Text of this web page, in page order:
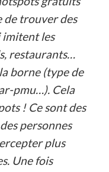
de trouver des
imitent les
restaurants…
borne (type de
pmu…). Cela
! Ce sont des
personnes
plus
Une fois